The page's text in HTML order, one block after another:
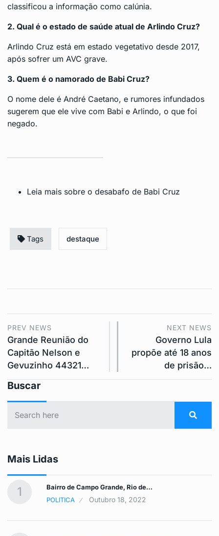
classificou a informação como calúnia.
2. Qual é o estado de saúde atual de Arlindo Cruz?
Arlindo Cruz está em estado vegetativo desde 2017,
após sofrer um AVC grave.
3. Quem é o namorado de Babi Cruz?
O nome dele é André Caetano, e rumores infundados
sugerem que ele vive com Babi e Arlindo, o que foi
negado.
Leia mais sobre o desabafo de Babi Cruz
Tags destaque
PREV NEWS
Grande Reunião do
Capitão Nelson e
Gevuzinho 44321…
NEXT NEWS
Governo Lula
propõe até 18 anos
de prisão…
Buscar
Mais Lidas
1
Bairro de Campo Grande, Rio de…
POLITICA
Outubro 18, 2022